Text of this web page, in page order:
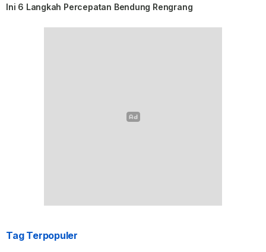
Ini 6 Langkah Percepatan Bendung Rengrang
Tag Terpopuler